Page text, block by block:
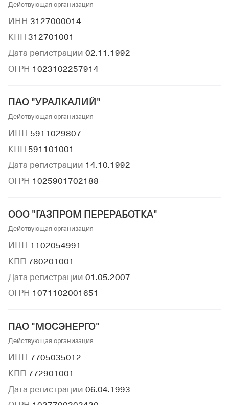
Действующая организация
ИНН 3127000014
КПП 312701001
Дата регистрации 02.11.1992
ОГРН 1023102257914
ПАО "УРАЛКАЛИЙ"
Действующая организация
ИНН 5911029807
КПП 591101001
Дата регистрации 14.10.1992
ОГРН 1025901702188
ООО "ГАЗПРОМ ПЕРЕРАБОТКА"
Действующая организация
ИНН 1102054991
КПП 780201001
Дата регистрации 01.05.2007
ОГРН 1071102001651
ПАО "МОСЭНЕРГО"
Действующая организация
ИНН 7705035012
КПП 772901001
Дата регистрации 06.04.1993